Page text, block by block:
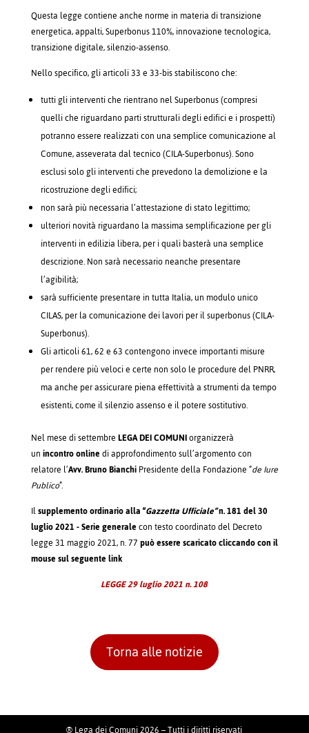
Questa legge contiene anche norme in materia di transizione
energetica, appalti, Superbonus 110%, innovazione tecnologica,
transizione digitale, silenzio-assenso.
Nello specifico, gli articoli 33 e 33-bis stabiliscono che:
tutti gli interventi che rientrano nel Superbonus (compresi
quelli che riguardano parti strutturali degli edifici e i prospetti)
potranno essere realizzati con una semplice comunicazione al
Comune, asseverata dal tecnico (CILA-Superbonus). Sono
esclusi solo gli interventi che prevedono la demolizione e la
ricostruzione degli edifici;
non sarà più necessaria l’attestazione di stato legittimo;
ulteriori novità riguardano la massima semplificazione per gli
interventi in edilizia libera, per i quali basterà una semplice
descrizione. Non sarà necessario neanche presentare
l’agibilità;
sarà sufficiente presentare in tutta Italia, un modulo unico
CILAS, per la comunicazione dei lavori per il superbonus (CILA-
Superbonus).
Gli articoli 61, 62 e 63 contengono invece importanti misure
per rendere più veloci e certe non solo le procedure del PNRR,
ma anche per assicurare piena effettività a strumenti da tempo
esistenti, come il silenzio assenso e il potere sostitutivo.
Nel mese di settembreLEGA DEI COMUNIorganizzerà
unincontro onlinedi approfondimento sull’argomento con
relatore l’Avv. Bruno BianchiPresidente della Fondazione “de Iure
Publico”.
Ilsupplemento ordinario alla “Gazzetta Ufficiale”n. 181 del 30
luglio 2021 - Serie generalecon testo coordinato del Decreto
legge 31 maggio 2021, n. 77può essere scaricato cliccando con il
mouse sul seguente link
LEGGE 29 luglio 2021 n. 108
Torna alle notizie